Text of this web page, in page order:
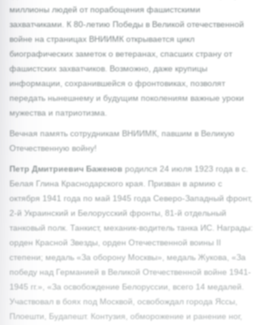
миллионы людей от порабощения фашистскими
захватчиками. К 80-летию Победы в Великой отечественной
войне на страницах ВНИИМК открывается цикл
биографических заметок о ветеранах, спасших страну от
фашистских захватчиков. Возможно, даже крупицы
информации, сохранившейся о фронтовиках, позволят
передать нынешнему и будущим поколениям важные уроки
мужества и патриотизма.
Вечная память сотрудникам ВНИИМК, павшим в Великую
Отечественную войну!
Петр Дмитриевич Баженов родился 24 июля 1923 года в с.
Белая Глина Краснодарского края. Призван в армию с
октября 1941 года по май 1945 года Северо-Западный фронт,
2-й Украинский и Белорусский фронты, 81-й отдельный
танковый полк. Танкист, механик-водитель танка ИС. Награды:
орден Красной Звезды, орден Отечественной воины II
степени; медаль «За оборону Москвы», медаль Жукова, «За
победу над Германией в Великой Отечественной войне 1941-
1945 гг.», «За освобождение Белоруссии, всего 14 медалей.
Участвовал в боях под Москвой, освобождал города Яссы,
Плоешти, Будапешт. Контузия, обморожение и ранение ног,